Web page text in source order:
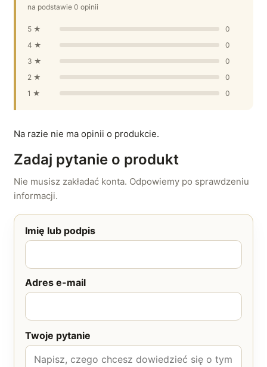
na podstawie 0 opinii
5 ★
0
4 ★
0
3 ★
0
2 ★
0
1 ★
0
Na razie nie ma opinii o produkcie.
Zadaj pytanie o produkt
Nie musisz zakładać konta. Odpowiemy po sprawdzeniu
informacji.
Imię lub podpis
Adres e-mail
Twoje pytanie